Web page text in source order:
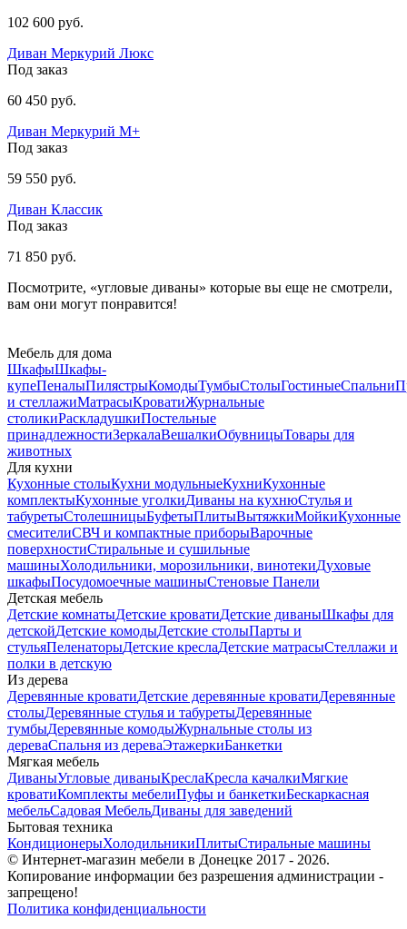
102 600 руб.
Диван Меркурий Люкс
Под заказ
60 450 руб.
Диван Меркурий М+
Под заказ
59 550 руб.
Диван Классик
Под заказ
71 850 руб.
Посмотрите, «угловые диваны» которые вы еще не смотрели,
вам они могут понравится!
Мебель для дома
ШкафыШкафы-
купеПеналыПилястрыКомодыТумбыСтолыГостиныеСпальни
и стеллажиМатрасыКроватиЖурнальные
столикиРаскладушкиПостельные
принадлежностиЗеркалаВешалкиОбувницыТовары для
животных
Для кухни
Кухонные столыКухни модульныеКухниКухонные
комплектыКухонные уголкиДиваны на кухнюСтулья и
табуретыСтолешницыБуфетыПлитыВытяжкиМойкиКухонные
смесителиСВЧ и компактные приборыВарочные
поверхностиСтиральные и сушильные
машиныХолодильники, морозильники, винотекиДуховые
шкафыПосудомоечные машиныСтеновые Панели
Детская мебель
Детские комнатыДетские кроватиДетские диваныШкафы для
детскойДетские комодыДетские столыПарты и
стульяПеленаторыДетские креслаДетские матрасыСтеллажи и
полки в детскую
Из дерева
Деревянные кроватиДетские деревянные кроватиДеревянные
столыДеревянные стулья и табуретыДеревянные
тумбыДеревянные комодыЖурнальные столы из
дереваСпальня из дереваЭтажеркиБанкетки
Мягкая мебель
ДиваныУгловые диваныКреслаКресла качалкиМягкие
кроватиКомплекты мебелиПуфы и банкеткиБескаркасная
мебельСадовая МебельДиваны для заведений
Бытовая техника
КондиционерыХолодильникиПлитыСтиральные машины
© Интернет-магазин мебели в Донецке 2017 - 2026.
Копирование информации без разрешения администрации -
запрещено!
Политика конфиденциальности